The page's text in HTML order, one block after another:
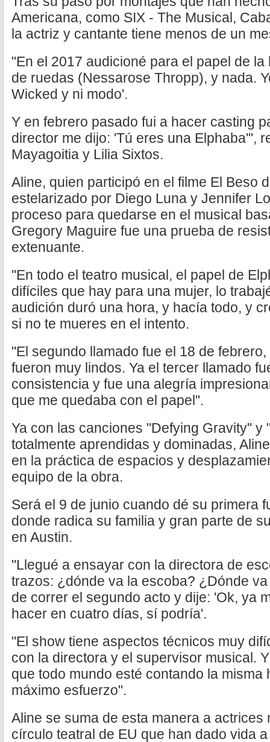
Americana, como SIX - The Musical,
la actriz y cantante tiene menos de un
"En el 2017 audicioné para el papel de
de ruedas (Nessarose Thropp), y nada.
Wicked y ni modo'.
Y en febrero pasado fui a hacer casting
director me dijo: 'Tú eres una Elphaba'",
Mayagoitia y Lilia Sixtos.
Aline, quien participó en el filme El Beso
estelarizado por Diego Luna y Jennifer
proceso para quedarse en el musical
Gregory Maguire fue una prueba de
extenuante.
"En todo el teatro musical, el papel de
difíciles que hay para una mujer, lo
audición duró una hora, y hacía todo, y
si no te mueres en el intento.
"El segundo llamado fue el 18 de
fueron muy lindos. Ya el tercer llamado
consistencia y fue una alegría
que me quedaba con el papel".
Ya con las canciones "Defying Gravity" y
totalmente aprendidas y dominadas,
en la práctica de espacios y
equipo de la obra.
Será el 9 de junio cuando dé su primera
donde radica su familia y gran parte de
en Austin.
"Llegué a ensayar con la directora de
trazos: ¿dónde va la escoba? ¿Dónde
de correr el segundo acto y dije: 'Ok, ya
hacer en cuatro días, sí podría'.
"El show tiene aspectos técnicos muy
con la directora y el supervisor musical.
que todo mundo esté contando la misma
máximo esfuerzo".
Aline se suma de esta manera a actrices
círculo teatral de EU que han dado vida